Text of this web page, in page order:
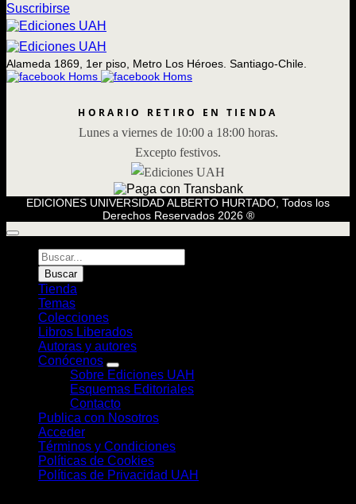
Suscribirse
Alameda 1869, 1er piso, Metro Los Héroes. Santiago-Chile.
HORARIO RETIRO EN TIENDA
Lunes a viernes de 10:00 a 18:00 horas.
Excepto festivos.
EDICIONES UNIVERSIDAD ALBERTO HURTADO, Todos los
Derechos Reservados 2026 ®
Búsqueda
de
Libros
Buscar
Tienda
Temas
Colecciones
Libros Liberados
Autoras y autores
Conócenos
Sobre Ediciones UAH
Esquemas Editoriales
Contacto
Publica con Nosotros
Acceder
Términos y Condiciones
Políticas de Cookies
Políticas de Privacidad UAH